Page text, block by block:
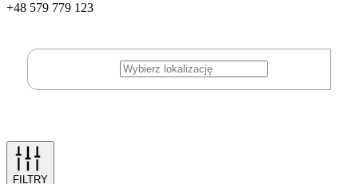
+48 579 779 123
FILTRY